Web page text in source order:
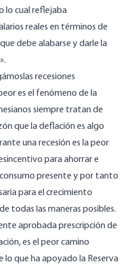
cual reflejaba
reales en términos de
debe alabarse y darle la
recesiones
es el fenómeno de la
siempre tratan de
que la deflación es algo
una recesión es la peor
para ahorrar e
presente y por tanto
para el crecimiento
todas las maneras posibles.
aprobada prescripción de
es el peor camino
lo que ha apoyado la Reserva